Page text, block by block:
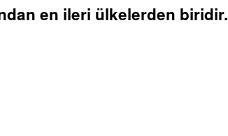
en ileri ülkelerden biridir.